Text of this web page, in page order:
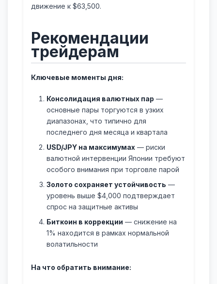
движение к $63,500.
Рекомендации
трейдерам
Ключевые моменты дня:
Консолидация валютных пар —
основные пары торгуются в узких
диапазонах, что типично для
последнего дня месяца и квартала
USD/JPY на максимумах — риски
валютной интервенции Японии требуют
особого внимания при торговле парой
Золото сохраняет устойчивость —
уровень выше $4,000 подтверждает
спрос на защитные активы
Биткоин в коррекции — снижение на
1% находится в рамках нормальной
волатильности
На что обратить внимание: